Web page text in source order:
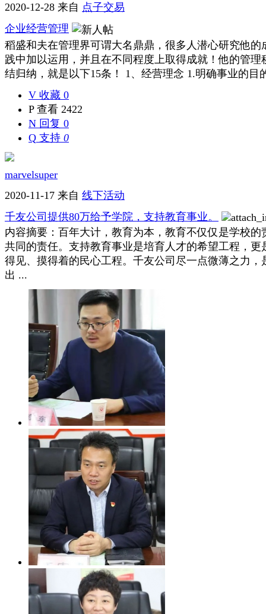
2020-12-28 来自 点子交易
企业经营管理
稻盛和夫在管理界可谓大名鼎鼎，很多人潜心研究他的
践中加以运用，并且在不同程度上取得成就！他的管理
结归纳，就是以下15条！ 1、经营理念 1.明确事业的目
V 收藏 0
P查看 2422
N 回复 0
Q 支持 0
marvelsuper
2020-11-17 来自 线下活动
千友公司提供80万给予学院，支持教育事业。
内容摘要：百年大计，教育为本，教育不仅仅是学校的
共同的责任。支持教育事业是培育人才的希望工程，更
得见、摸得着的民心工程。千友公司尽一点微薄之力，
出 ...